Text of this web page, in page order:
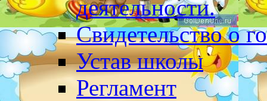
деятельности.
Свидетельство о
Устав школы
Регламент